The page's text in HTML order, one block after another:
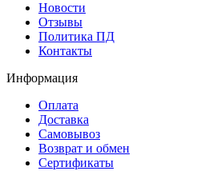
Новости
Отзывы
Политика ПД
Контакты
Информация
Оплата
Доставка
Самовывоз
Возврат и обмен
Сертификаты